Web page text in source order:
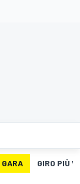
GARA GIRO PIÙ